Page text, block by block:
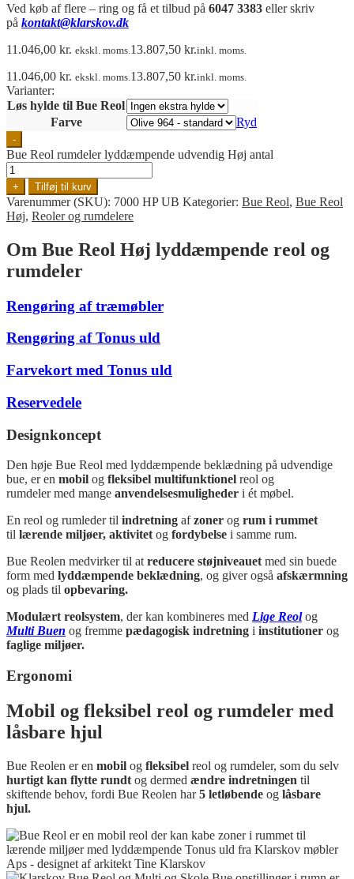
Ved køb af flere – ring og få et tilbud på 6047 3383 eller skriv
på kontakt@klarskov.dk
11.046,00 kr. ekskl. moms. 13.807,50 kr.inkl. moms.
11.046,00 kr. ekskl. moms. 13.807,50 kr.inkl. moms.
Varianter:
Løs hylde til Bue Reol
Farve
Ryd
-
Bue Reol rumdeler lyddæmpende udvendig Høj antal
+ Tilføj til kurv
Varenummer (SKU): 7000 HP UB Kategorier: Bue Reol, Bue Reol
Høj, Reoler og rumdelere
Om Bue Reol Høj lyddæmpende reol og
rumdeler
Rengøring af træmøbler
Rengøring af Tonus uld
Farvekort med Tonus uld
Reservedele
Designkoncept
Den høje Bue Reol med lyddæmpende beklædning på udvendige
bue, er en mobil og fleksibel multifunktionel reol og
rumdeler med mange anvendelsesmuligheder i ét møbel.
En reol og rumleder til indretning af zoner og rum i rummet
til lærende miljøer, aktivitet og fordybelse i samme rum.
Bue Reolen medvirker til at reducere støjniveauet med sin buede
form med lyddæmpende beklædning, og giver også afskærmning
og plads til opbevaring.
Modulært reolsystem, der kan kombineres med Lige Reolog
Multi Buen og fremme pædagogisk indretning i institutioner og
faglige miljøer.
Ergonomi
Mobil og fleksibel reol og rumdeler med
låsbare hjul
Bue Reolen er en mobil og fleksibel reol og rumdeler, som du selv
hurtigt kan flytte rundt og dermed ændre indretningen til
skiftende behov, fordi Bue Reolen har5 letløbende og låsbare
hjul.